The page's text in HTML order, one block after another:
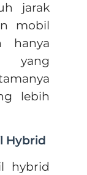
jarak
mobil
hanya
yang
lebih
Hybrid
hybrid